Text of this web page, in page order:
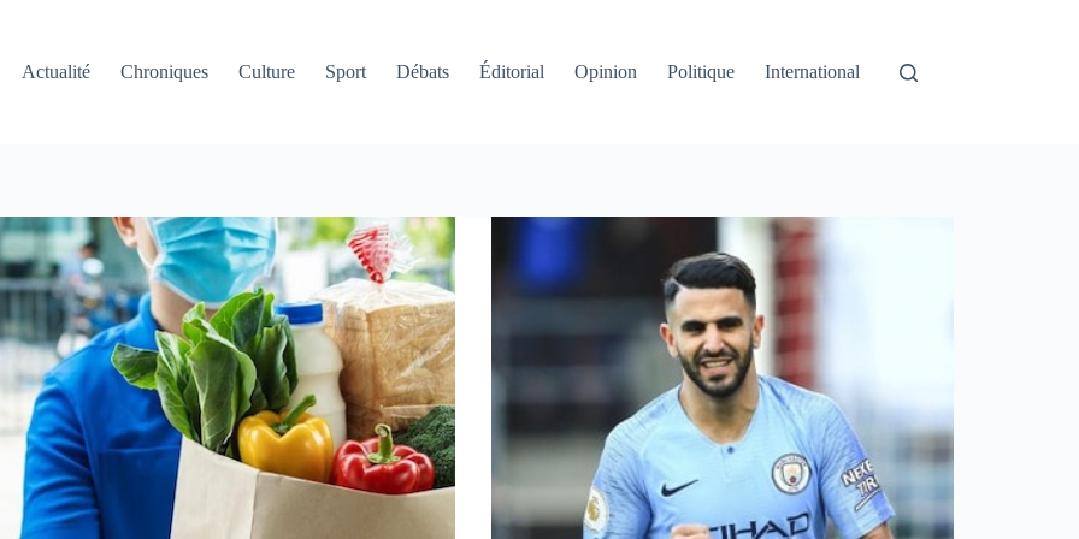
Actualité
Chroniques Culture Sport Débats Éditorial Opinion Politique International